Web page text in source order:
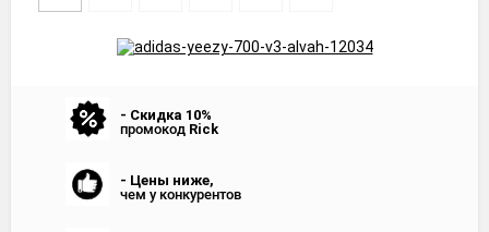
- Скидка 10%
промокод Rick
- Цены ниже,
чем у конкурентов